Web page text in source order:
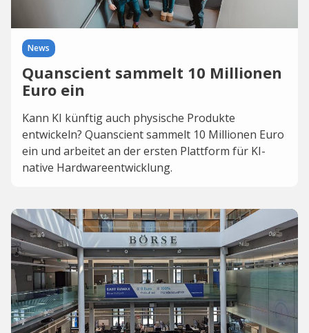
News
Quanscient sammelt 10 Millionen
Euro ein
Kann KI künftig auch physische Produkte
entwickeln? Quanscient sammelt 10 Millionen Euro
ein und arbeitet an der ersten Plattform für KI-
native Hardwareentwicklung.